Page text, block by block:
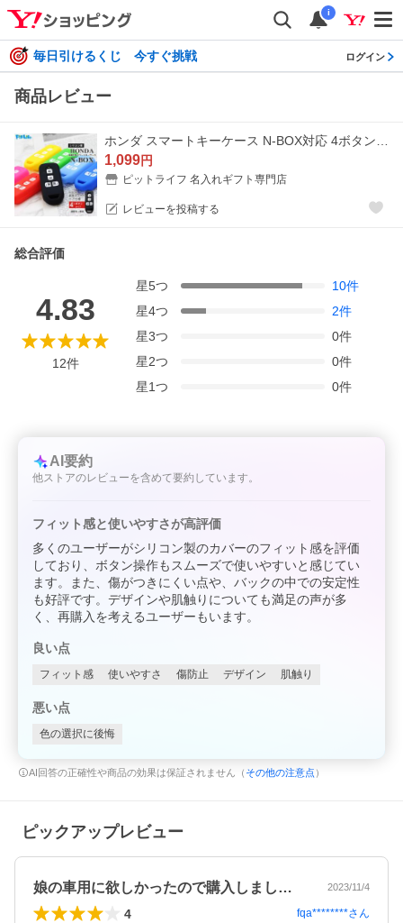
i
毎日引けるくじ 今すぐ挑戦 ログイン
商品レビュー
1,099円
ピットライフ 名入れギフト専門店
レビューを投稿する
総合評価
4.83
12件
星5つ 10件
星4つ 2件
星3つ 0件
星2つ 0件
星1つ 0件
AI要約
他ストアのレビューを含めて要約しています。
フィット感と使いやすさが高評価
多くのユーザーがシリコン製のカバーのフィット感を評価
しており、ボタン操作もスムーズで使いやすいと感じてい
ます。また、傷がつきにくい点や、バックの中での安定性
も好評です。デザインや肌触りについても満足の声が多
く、再購入を考えるユーザーもいます。
良い点
フィット感 使いやすさ 傷防止 デザイン 肌触り
悪い点
色の選択に後悔
AI回答の正確性や商品の効果は保証されません（ その他の注意点 ）
ピックアップレビュー
娘の車用に欲しかったので購入しました。… 2023/11/4
4 fqa********さん